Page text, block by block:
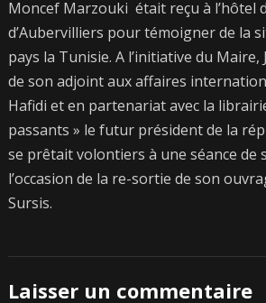
Moncef Marzouki était reçu à l’hôtel
d’Aubervilliers pour témoigner de la
pays la Tunisie. A l’initiative du
de son adjoint aux affaires
Hafidi et en partenariat avec la
passants » le futur président de la
se prêtait volontiers à une séance de
l’occasion de la re-sortie de son
Sursis.
Laisser un commentaire